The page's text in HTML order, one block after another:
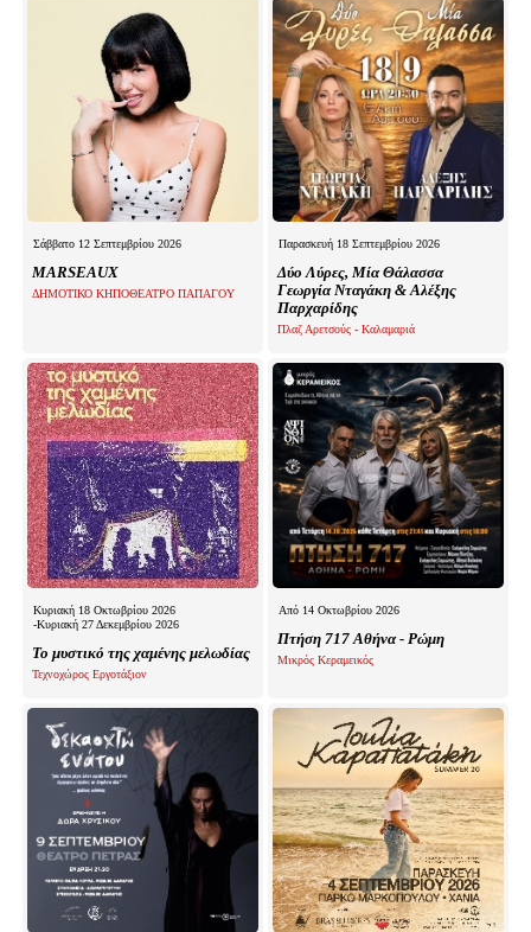
Σάββατο 12 Σεπτεμβρίου 2026
MARSEAUX
ΔΗΜΟΤΙΚΟ ΚΗΠΟΘΕΑΤΡΟ ΠΑΠΑΓΟΥ
Παρασκευή 18 Σεπτεμβρίου 2026
Δύο Λύρες, Μία Θάλασσα
Γεωργία Νταγάκη & Αλέξης
Παρχαρίδης
Πλαζ Αρετσούς - Καλαμαριά
Κυριακή 18 Οκτωβρίου 2026
-Κυριακή 27 Δεκεμβρίου 2026
Το μυστικό της χαμένης μελωδίας
Τεχνοχώρος Εργοτάξιον
Από 14 Οκτωβρίου 2026
Πτήση 717 Αθήνα - Ρώμη
Μικρός Κεραμεικός